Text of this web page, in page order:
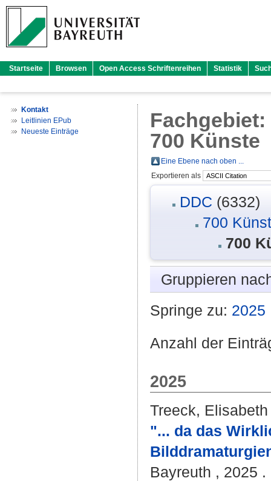
Startseite Browsen Open Access Schriftenreihen Statistik
Kontakt
Leitlinien EPub
Neueste Einträge
Fachgebiet:
700 Künste
Eine Ebene nach oben ...
Exportieren als
DDC (6332)
700
700
Gruppieren
Springe zu: 2025
Anzahl der
2025
Treeck,
"... da das
Bayreuth , 2025 .